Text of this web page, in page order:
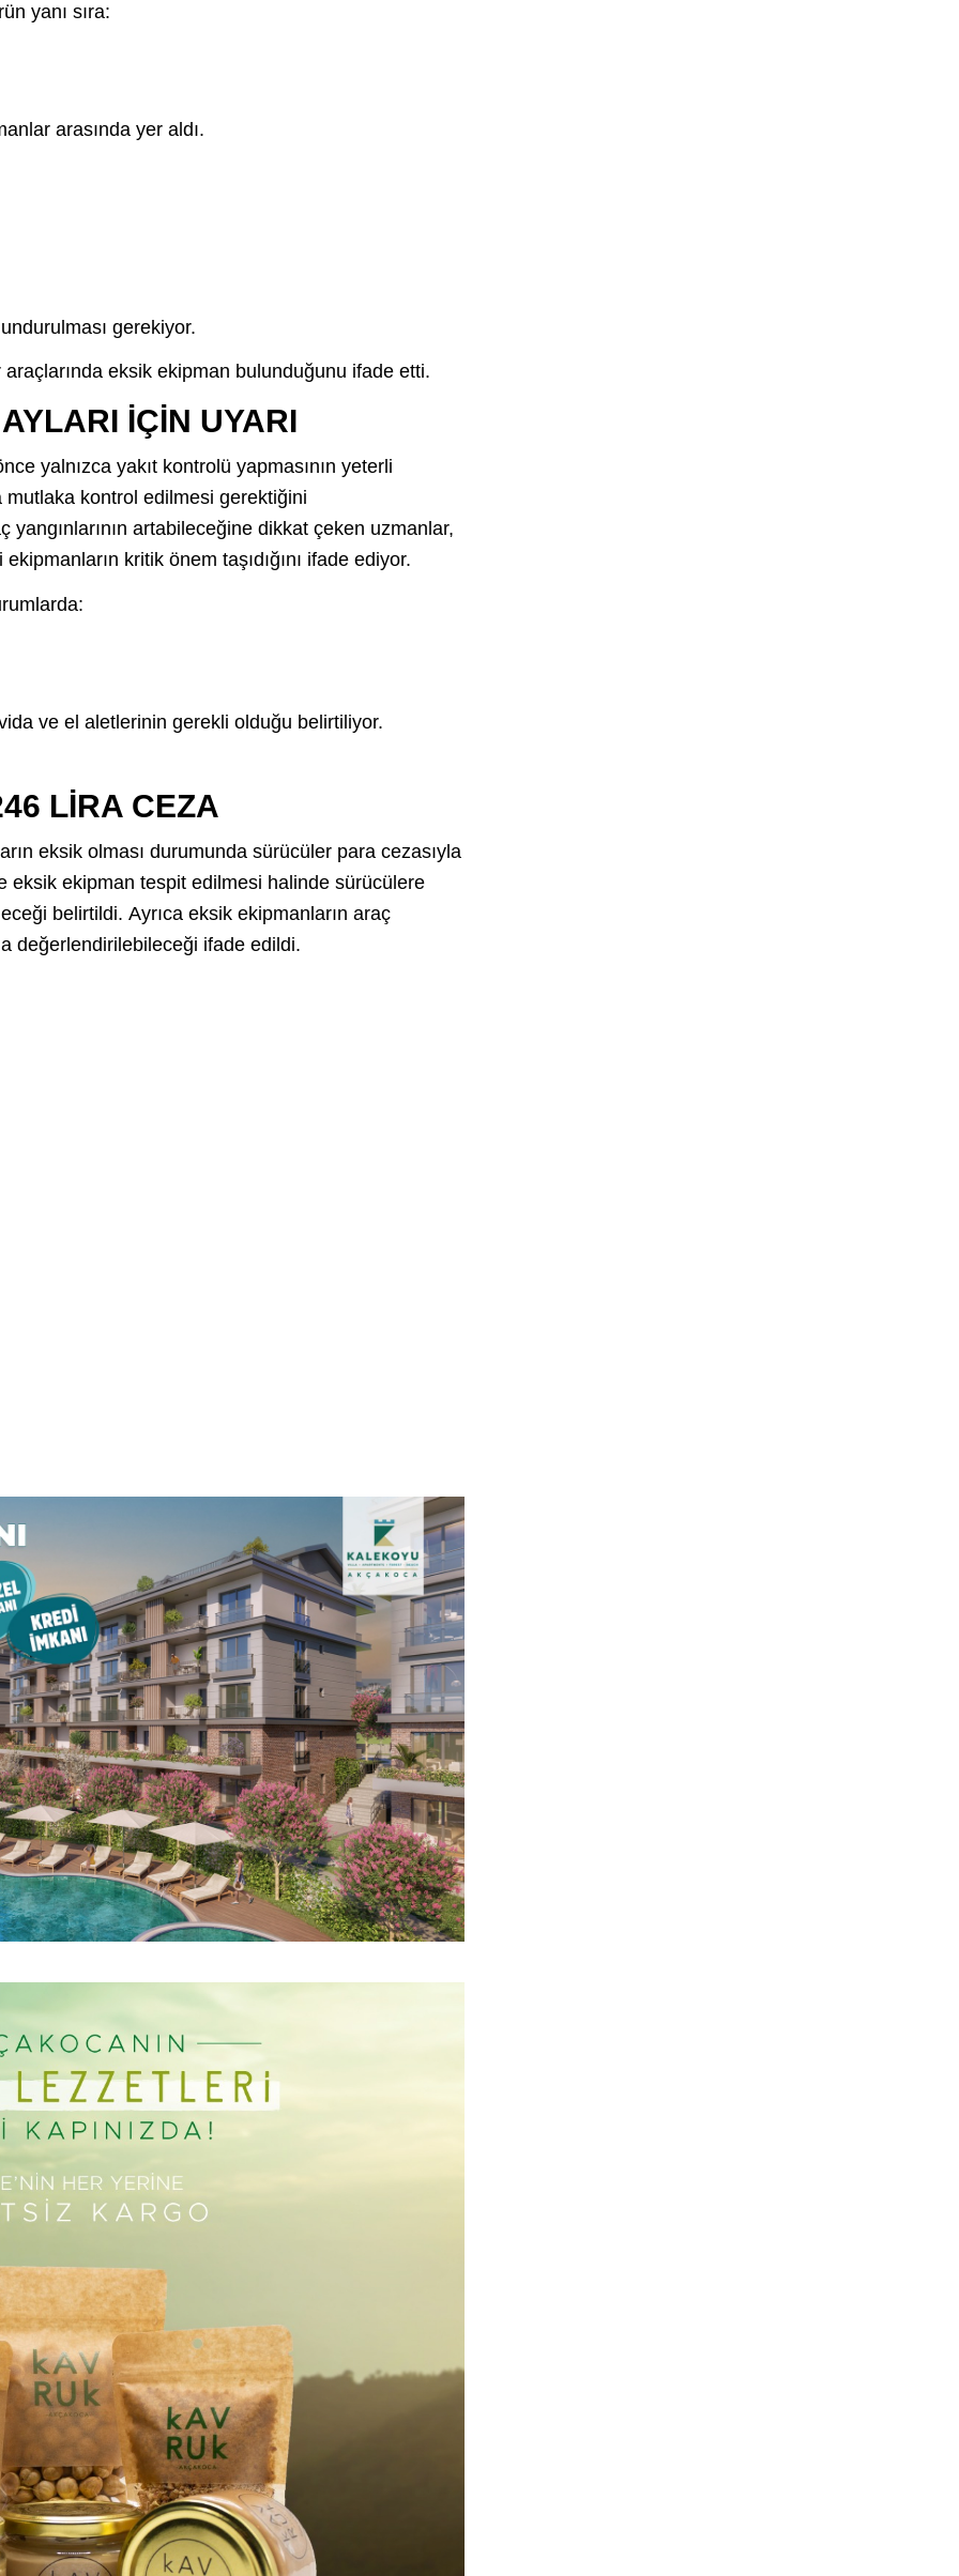
yanı sıra:
arasında yer aldı.
gerekiyor.
eksik ekipman bulunduğunu ifade etti.
İÇİN UYARI
yalnızca yakıt kontrolü yapmasının yeterli
mutlaka kontrol edilmesi gerektiğini
yangınlarının artabileceğine dikkat çeken uzmanlar,
kritik önem taşıdığını ifade ediyor.
ve el aletlerinin gerekli olduğu belirtiliyor.
LİRA CEZA
eksik olması durumunda sürücüler para cezasıyla
eksik ekipman tespit edilmesi halinde sürücülere
belirtildi. Ayrıca eksik ekipmanların araç
değerlendirilebileceği ifade edildi.